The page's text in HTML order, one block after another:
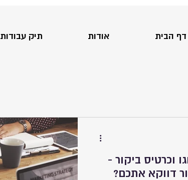
דף הבית אודות תיק עבודות
וכרטיס ביקור -
דווקא אתכם?